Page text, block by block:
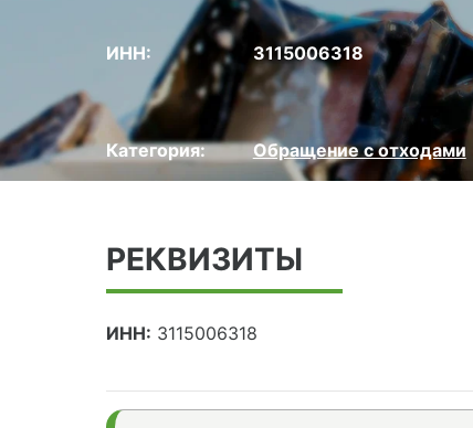
ИНН: 3115006318
Категория: Обращение с отходами
РЕКВИЗИТЫ
ИНН: 3115006318